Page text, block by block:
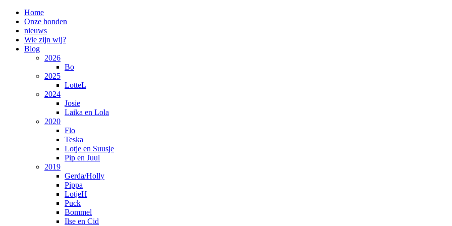
Home
Onze honden
nieuws
Wie zijn wij?
Blog
2026
Bo
2025
LotteL
2024
Josie
Laika en Lola
2020
Flo
Teska
Lotje en Suusje
Pip en Juul
2019
Gerda/Holly
Pippa
LotjeH
Puck
Bommel
Ilse en Cid